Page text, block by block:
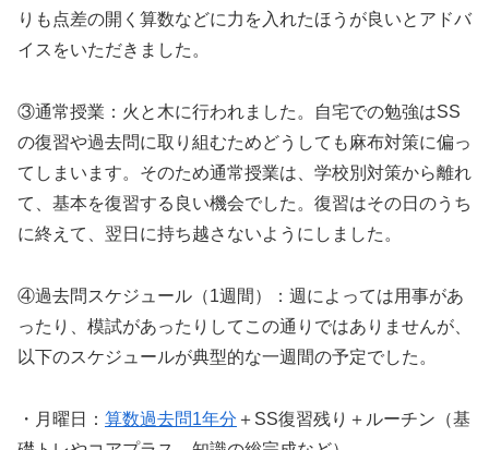
りも点差の開く算数などに力を入れたほうが良いとアドバ
イスをいただきました。
③通常授業：火と木に行われました。自宅での勉強はSS
の復習や過去問に取り組むためどうしても麻布対策に偏っ
てしまいます。そのため通常授業は、学校別対策から離れ
て、基本を復習する良い機会でした。復習はその日のうち
に終えて、翌日に持ち越さないようにしました。
④過去問スケジュール（1週間）：週によっては用事があ
ったり、模試があったりしてこの通りではありませんが、
以下のスケジュールが典型的な一週間の予定でした。
・月曜日： 算数過去問1年分 ＋SS復習残り＋ルーチン（基